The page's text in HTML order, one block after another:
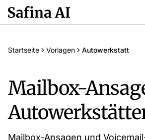
Startseite Vorlagen Autowerkstatt
Mailbox-
Mailbox-Ansagen und